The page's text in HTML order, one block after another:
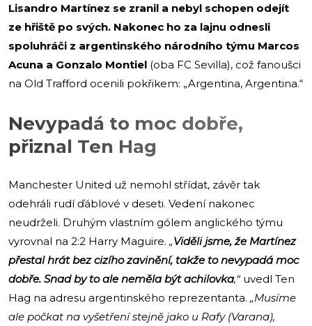
Lisandro Martínez se zranil a nebyl schopen odejít
ze hřiště po svých. Nakonec ho za lajnu odnesli
spoluhráči z argentinského národního týmu Marcos
Acuna a Gonzalo Montiel (oba FC Sevilla), což fanoušci
na Old Trafford ocenili pokřikem: „Argentina, Argentina.“
Nevypadá to moc dobře,
přiznal Ten Hag
Manchester United už nemohl střídat, závěr tak
odehráli rudí ďáblové v deseti. Vedení nakonec
neudrželi. Druhým vlastním gólem anglického týmu
vyrovnal na 2:2 Harry Maguire. „Viděli jsme, že Martínez
přestal hrát bez cizího zavinění, takže to nevypadá moc
dobře. Snad by to ale neměla být achilovka,“uvedl Ten
Hag na adresu argentinského reprezentanta. „Musíme
ale počkat na vyšetření stejně jako u Rafy (Varana),